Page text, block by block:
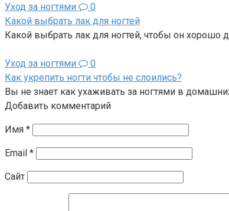
Уход за ногтями
0
Какой выбрать лак для ногтей
Какой выбрать лак для ногтей, чтобы он
Уход за ногтями
0
Как укрепить ногти чтобы не слоились?
Вы не знает как ухаживать за ногтями в
Добавить комментарий
Имя *
Email *
Сайт